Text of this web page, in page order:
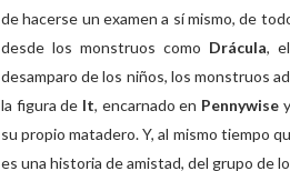
de hacerse un examen a sí mismo, de
desde los monstruos como Drácula, el
desamparo de los niños, los monstruos
la figura de It, encarnado en Pennywise
su propio matadero. Y, al mismo tiempo
es una historia de amistad, del grupo de